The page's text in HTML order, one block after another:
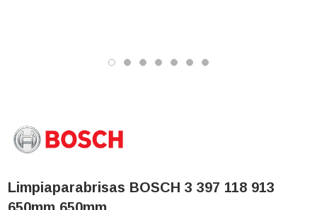
Limpiaparabrisas BOSCH 3 397 118 913